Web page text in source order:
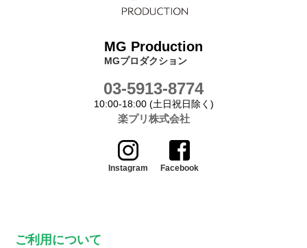
MG Production
MGプロダクション
03-5913-8774
10:00-18:00 (土日祝日除く)
楽プリ株式会社
Instagram Facebook
ご利用について